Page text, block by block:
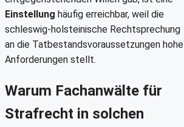
Einstellung häufig erreichbar, weil die
schleswig-holsteinische Rechtsprechung
an die Tatbestandsvoraussetzungen hohe
Anforderungen stellt.
Warum Fachanwälte für
Strafrecht in solchen